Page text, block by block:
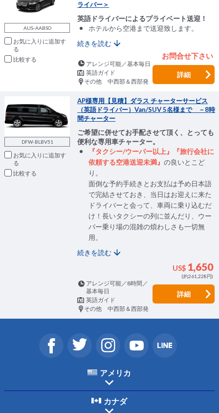
AUS-AABSO
お気に入りに追加
比較
ライバー＞
英語ドライバーによるプライベート送迎！
ホテルから空港まで送迎致します。
続きを読む
お問合せ下さい
アレンジ可能／基本毎日
英語ガイド
その他 中西部＆西部発
詳細
DFW-BLBV51
お気に入りに追加
比較
AP様専用【見積】ダラス チャーターサービス
（英語ドライバー）Van/SUV 5名様まで －8時
間チャーター
ご希望に併せてお手配させて頂く、とっても
便利な専用車チャーター。
『タクシー/ウーバー以上』『旅行会社に
依頼する空港送迎未満』の良いとこど
り。
面倒な予約手続きとお支払は予め日本語
で完結させておき、当日はお迎えに来た
ドライバーと会って、車両に乗り込むだ
け！長いタクシーの列に並んだり、ウー
バー乗り場の混雑の煩わしさも一切無
用。
続きを読む
US$ 1,650
(約261,228円)
アレンジ可能／8時間／
基本毎日
英語ガイド
その他 中西部＆西部発
詳細
アメリカ
カナダ